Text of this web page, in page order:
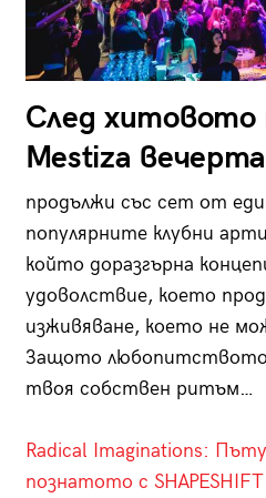
След хитовото
Mestiza вечерта
продължи със сет от
популярните клубни
който доразгърна
удоволствие, което
изживяване, което не
Защото любопитството
твоя собствен ритъм…
Radical Imaginations:
познатото с